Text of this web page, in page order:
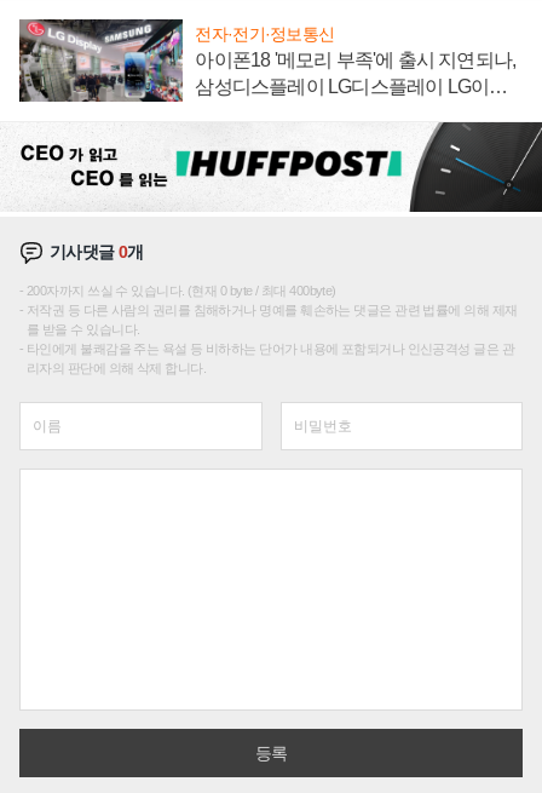
전자·전기·정보통신
아이폰18 '메모리 부족'에 출시 지연되나,
삼성디스플레이 LG디스플레이 LG이노
기사댓글0개
200자까지 쓰실 수 있습니다. (현재 0 byte / 최대 400byte)
저작권 등 다른 사람의 권리를 침해하거나 명예를 훼손하는 댓글은 관련 법률에 의해 제재
를 받을 수 있습니다.
타인에게 불쾌감을 주는 욕설 등 비하하는 단어가 내용에 포함되거나 인신공격성 글은 관
리자의 판단에 의해 삭제 합니다.